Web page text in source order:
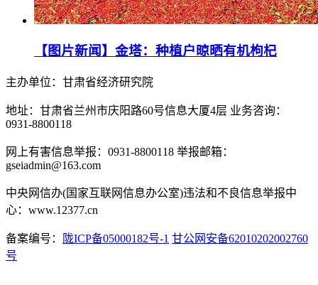
【图片新闻】金塔：种植户晾晒有机枸杞
主办单位：甘肃省经济研究院
地址：甘肃省兰州市庆阳路60号信息大厦4层 业务咨询：
0931-8800118
网上有害信息举报：0931-8800118 举报邮箱：
gseiadmin@163.com
中央网信办(国家互联网信息办公室)违法和不良信息举报中
心：www.12377.cn
备案编号： 陇ICP备05000182号-1 甘公网安备62010202002760
号